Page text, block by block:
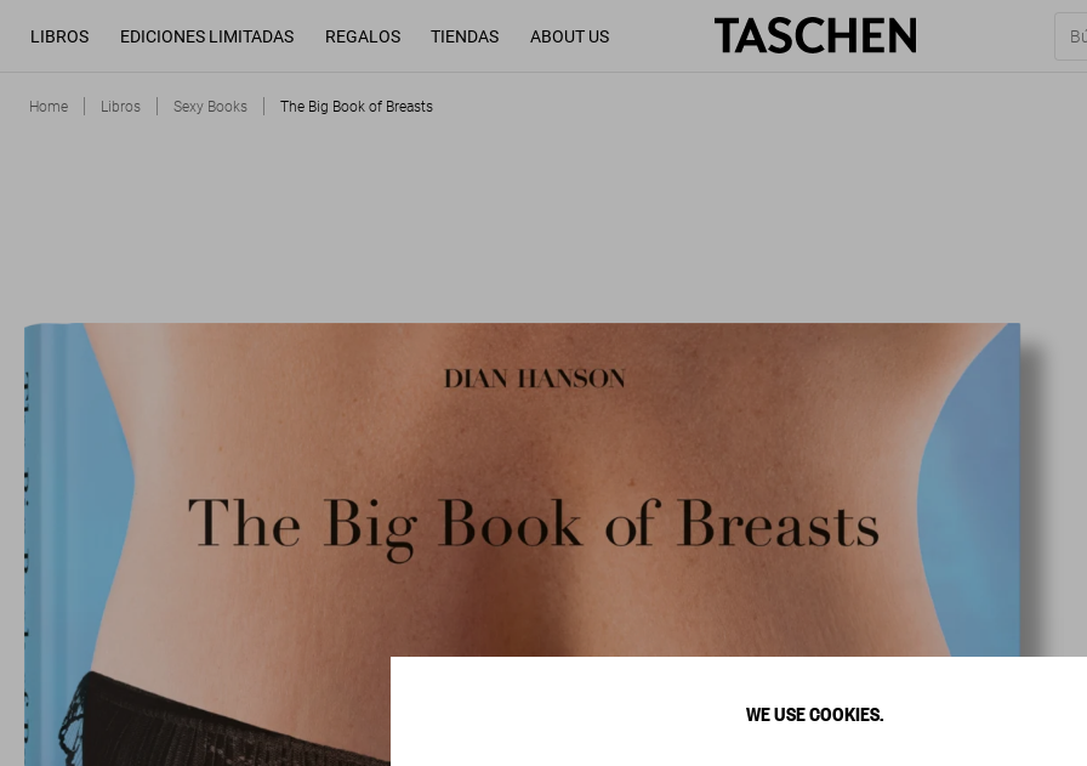
WE USE COOKIES.
LIBROS EDICIONES LIMITADAS REGALOS TIENDAS ABOUT US
Home Libros Sexy Books The Big Book of Breasts